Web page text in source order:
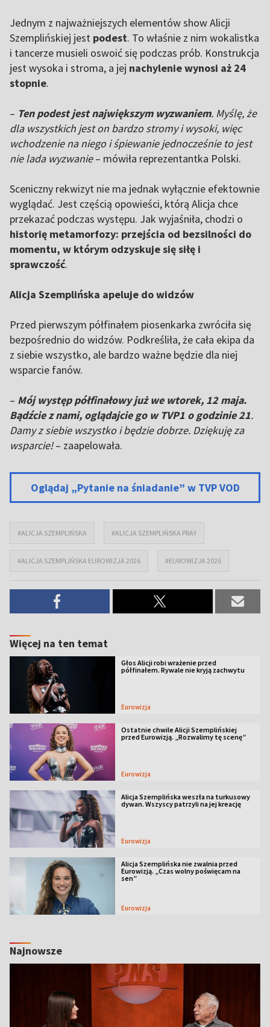
Jednym z najważniejszych elementów show Alicji
Szemplińskiej jest podest. To właśnie z nim wokalistka
i tancerze musieli oswoić się podczas prób. Konstrukcja
jest wysoka i stroma, a jej nachylenie wynosi aż 24
stopnie.
– Ten podest jest największym wyzwaniem. Myślę, że
dla wszystkich jest on bardzo stromy i wysoki, więc
wchodzenie na niego i śpiewanie jednocześnie to jest
nie lada wyzwanie– mówiła reprezentantka Polski.
Sceniczny rekwizyt nie ma jednak wyłącznie efektownie
wyglądać. Jest częścią opowieści, którą Alicja chce
przekazać podczas występu. Jak wyjaśniła, chodzi o
historię metamorfozy: przejścia od bezsilności do
momentu, w którym odzyskuje się siłę i
sprawczość.
Alicja Szemplińska apeluje do widzów
Przed pierwszym półfinałem piosenkarka zwróciła się
bezpośrednio do widzów. Podkreśliła, że cała ekipa da
z siebie wszystko, ale bardzo ważne będzie dla niej
wsparcie fanów.
– Mój występ półfinałowy już we wtorek, 12 maja.
Bądźcie z nami, oglądajcie go w TVP1 o godzinie 21.
Damy z siebie wszystko i będzie dobrze. Dziękuję za
wsparcie!– zaapelowała.
Oglądaj „Pytanie na śniadanie” w TVP VOD
#ALICJA SZEMPLIŃSKA #ALICJA SZEMPLIŃSKA PRAY
#ALICJA SZEMPLIŃSKA EUROWIZJA 2026 #EUROWIZJA 2026
Więcej na ten temat
Głos Alicji robi wrażenie przed
półfinałem. Rywale nie kryją zachwytu
Eurowizja
Ostatnie chwile Alicji Szemplińskiej
przed Eurowizją. „Rozwalimy tę scenę”
Eurowizja
Alicja Szemplińska weszła na turkusowy
dywan. Wszyscy patrzyli na jej kreację
Eurowizja
Alicja Szemplińska nie zwalnia przed
Eurowizją. „Czas wolny poświęcam na
sen”
Eurowizja
Najnowsze